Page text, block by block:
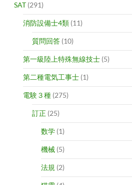
SAT (291)
消防設備士4類 (11)
質問回答 (10)
第一級陸上特殊無線技士 (5)
第二種電気工事士 (1)
電験３種 (275)
訂正 (25)
数学 (1)
機械 (5)
法規 (2)